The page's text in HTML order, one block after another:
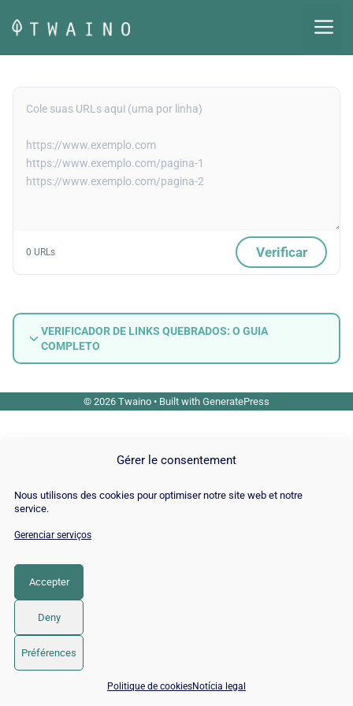
Gérer le consentement
Nous utilisons des cookies pour optimiser notre site web et notre
service.
Gerenciar serviços
Accepter
Deny
Préférences
Politique de cookiesNotícia legal
para
o
0 URLs Verificar
VERIFICADOR DE LINKS QUEBRADOS: O GUIA
COMPLETO
© 2026 Twaino • Built with GeneratePress
📅 Agendar 15 min com um especialista SEO / GEO